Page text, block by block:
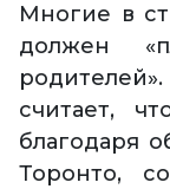
Многие в
должен
считает,
благодаря
Торонто,